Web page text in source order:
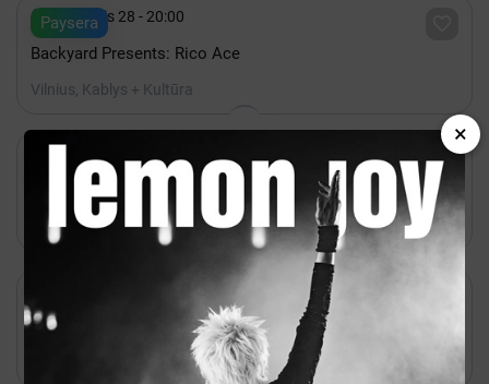
Paysera
 Rugpjūtis 28 - 20:00
Backyard Presents: Rico Ace
Vilnius, Kablys + Kultūra
Kakava 
Vilnius, Lukiškių kalėjimas 2.0
Natalija Bunkė Vasaros terasa
×